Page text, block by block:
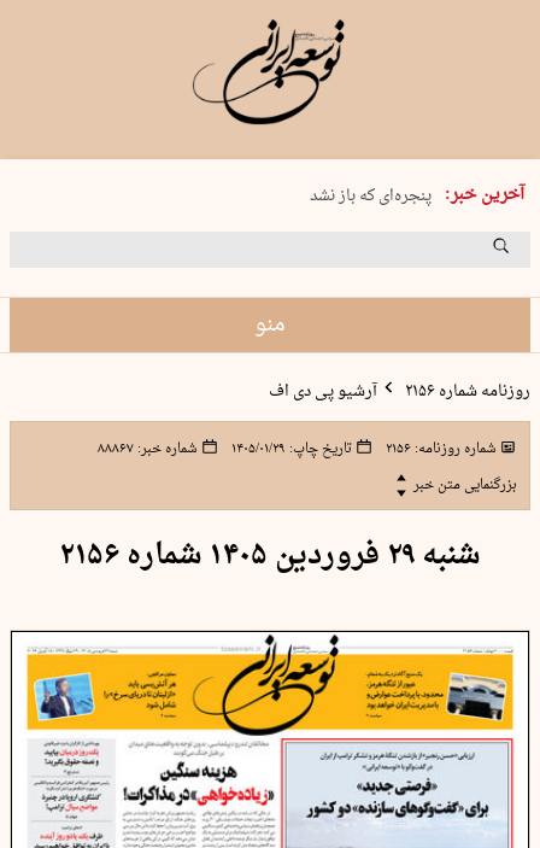
آخرین خبر:
چگونه قرارداد ۱۰۰ میلیاردی با ۱۰۰…
پنجره‌ای که باز نشد
۲۴۱ دقیقه جنون
منو
روزنامه شماره ۲۱۵۶ آرشیو پی دی اف
شماره روزنامه:۲۱۵۶ تاریخ چاپ: ۱۴۰۵/۰۱/۲۹ شماره خبر:۸۸۸۶۷
بزرگنمایی متن خبر
شنبه ۲۹ فروردین ۱۴۰۵ شماره ۲۱۵۶